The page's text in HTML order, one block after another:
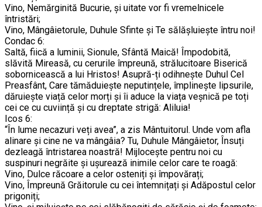
Vino, Nemărginită Bucurie, și uitate vor fi vremelnicele
întristări;
Vino, Mângâietorule, Duhule Sfinte și Te sălășluiește întru noi!
Condac 6:
Saltă, fiică a luminii, Sionule, Sfântă Maică! Împodobită,
slăvită Mireasă, cu cerurile împreună, strălucitoare Biserică
sobornicească a lui Hristos! Asupră-ți odihnește Duhul Cel
Preasfânt, Care tămăduiește neputințele, împlinește lipsurile,
dăruiește viață celor morți și îi aduce la viața veșnică pe toți
cei ce cu cuviință și cu dreptate strigă: Aliluia!
Icos 6:
“În lume necazuri veți avea”, a zis Mântuitorul. Unde vom afla
alinare și cine ne va mângâia? Tu, Duhule Mângâietor, Însuți
dezleagă întristarea noastră! Mijlocește pentru noi cu
suspinuri negrăite și ușurează inimile celor care te roagă:
Vino, Dulce răcoare a celor osteniți și împovărați;
Vino, Împreună Grăitorule cu cei întemnițați și Adăpostul celor
prigoniți;